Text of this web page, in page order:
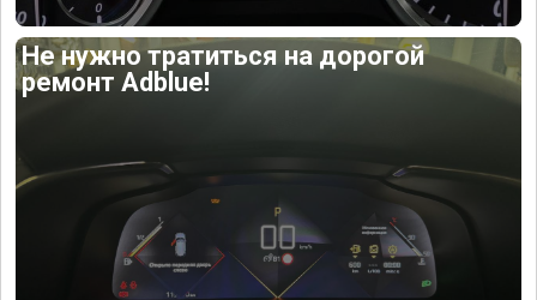
Не нужно тратиться на дорогой
ремонт Adblue!